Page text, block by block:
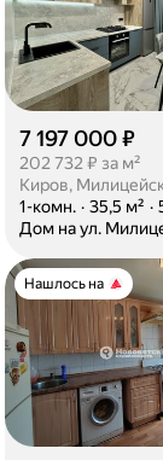
7 197 000 ₽
202 732 ₽ за м²
Киров,
1-комн. · 35,5 м² ·
Дом на ул.
Нашлось на